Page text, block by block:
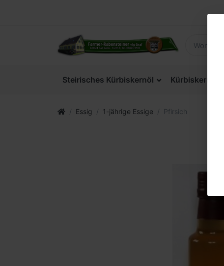
Steirisches Kürbiskernöl Kürbiskerne
Essig 1-jährige Essige Pfirsich